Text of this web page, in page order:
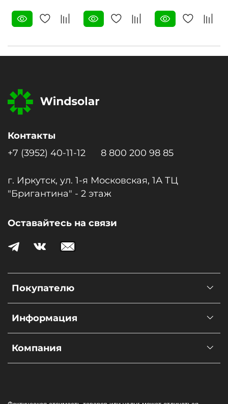
Покупателю
Информация
Компания
Контакты
+7 (3952) 40-11-12
8 800 200 98 85
г. Иркутск, ул. 1-я Московcкая, 1А ТЦ
"Бригантина" - 2 этаж
Оставайтесь на связи